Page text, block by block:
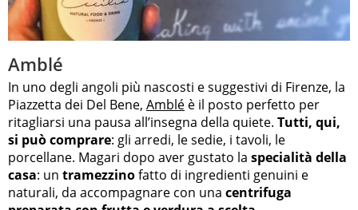
Amblé
In uno degli angoli più nascosti e suggestivi di Firenze, la
Piazzetta dei Del Bene, Amblé è il posto perfetto per
ritagliarsi una pausa all’insegna della quiete. Tutti, qui,
si può comprare: gli arredi, le sedie, i tavoli, le
porcellane. Magari dopo aver gustato la specialità della
casa: un tramezzinofatto di ingredienti genuini e
naturali, da accompagnare con una centrifuga